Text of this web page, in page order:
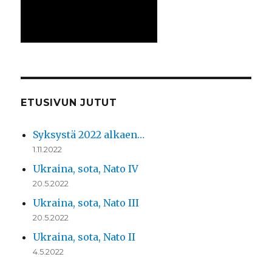
ETUSIVUN JUTUT
Syksystä 2022 alkaen…
1.11.2022
Ukraina, sota, Nato IV
20.5.2022
Ukraina, sota, Nato III
20.5.2022
Ukraina, sota, Nato II
4.5.2022